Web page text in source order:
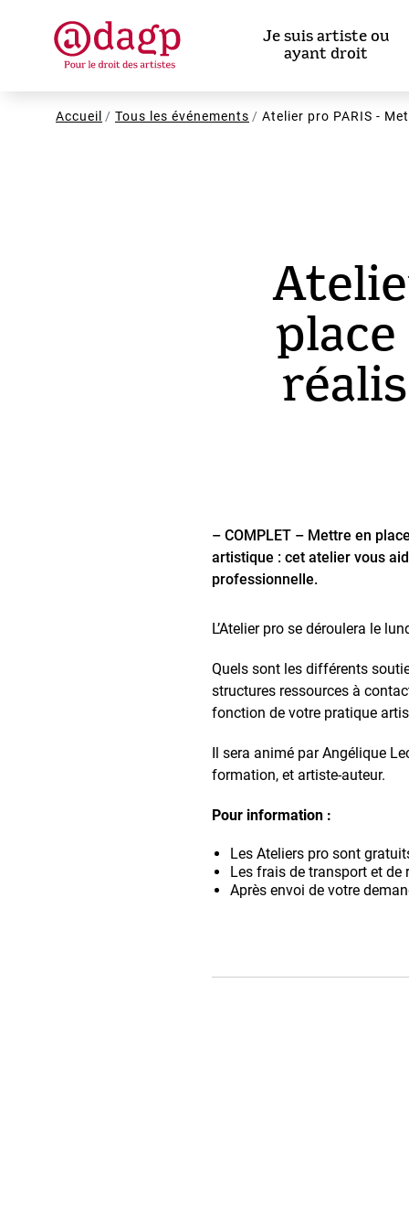
Je suis artiste ou
ayant droit
Fil
Accueil Tous les événements Atelier pro PARIS -
– COMPLET – Mettre en
artistique : cet atelier vous
professionnelle.
L’Atelier pro se déroulera le
Quels sont les différents
structures ressources à
fonction de votre pratique
Il sera animé par Angélique
formation, et artiste-auteur.
Pour information :
Les Ateliers pro sont
Les frais de transport et de
Après envoi de votre